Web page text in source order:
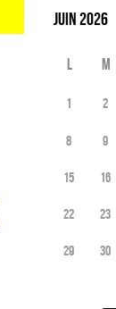
L M
1 2
8 9
15 16
22 23
29 30